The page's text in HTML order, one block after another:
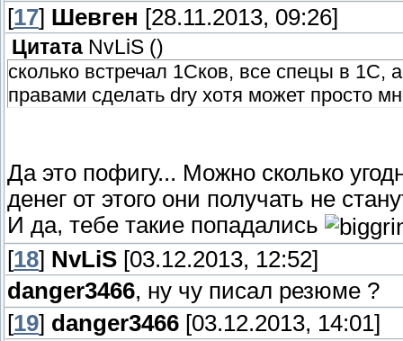
[17] Шевген [28.11.2013, 09:26]
Цитата NvLiS ()
сколько встречал 1Сков, все спецы в 1С,
правами сделать dry хотя может просто
Да это пофигу... Можно сколько
денег от этого они получать не
И да, тебе такие попадались
[18] NvLiS [03.12.2013, 12:52]
danger3466, ну чу писал резюме ?
[19] danger3466 [03.12.2013, 14:01]